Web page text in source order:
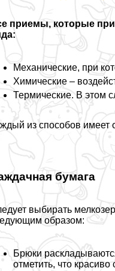
приемы, которые
Механические, при
Химические –
Термические. В этом
из способов имеет
бумага
выбирать
образом:
Брюки
отметить, что